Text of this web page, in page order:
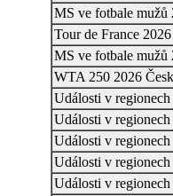
MS ve fotbale mužů
Tour de France 2026
MS ve fotbale mužů
WTA 250 2026
Události v regionech
Události v regionech
Události v regionech
Události v regionech
Události v regionech